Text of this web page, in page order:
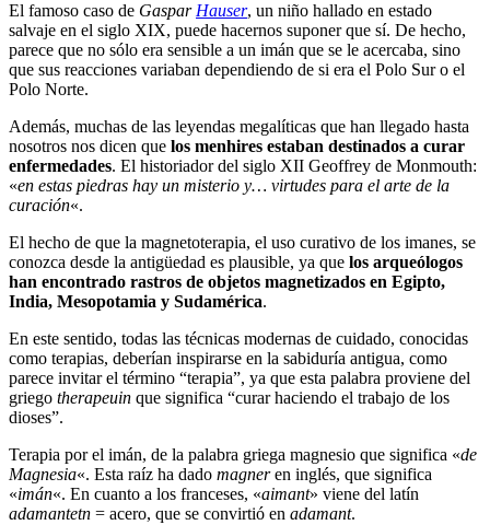
El famoso caso de Gaspar Hauser, un niño hallado en estado
salvaje en el siglo XIX, puede hacernos suponer que sí. De hecho,
parece que no sólo era sensible a un imán que se le acercaba, sino
que sus reacciones variaban dependiendo de si era el Polo Sur o el
Polo Norte.
Además, muchas de las leyendas megalíticas que han llegado hasta
nosotros nos dicen que los menhires estaban destinados a curar
enfermedades. El historiador del siglo XII Geoffrey de Monmouth:
«en estas piedras hay un misterio y… virtudes para el arte de la
curación«.
El hecho de que la magnetoterapia, el uso curativo de los imanes, se
conozca desde la antigüedad es plausible, ya que los arqueólogos
han encontrado rastros de objetos magnetizados en Egipto,
India, Mesopotamia y Sudamérica.
En este sentido, todas las técnicas modernas de cuidado, conocidas
como terapias, deberían inspirarse en la sabiduría antigua, como
parece invitar el término “terapia”, ya que esta palabra proviene del
griego therapeuin que significa “curar haciendo el trabajo de los
dioses”.
Terapia por el imán, de la palabra griega magnesio que significa «de
Magnesia«. Esta raíz ha dado magneren inglés, que significa
«imán«. En cuanto a los franceses, «aimant» viene del latín
adamantetn = acero, que se convirtió en adamant.